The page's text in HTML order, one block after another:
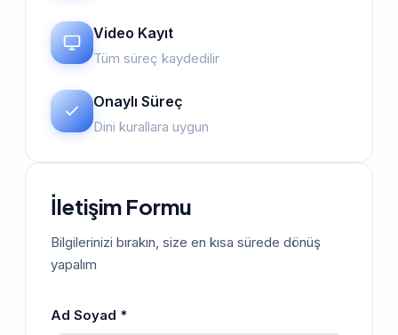
Video Kayıt
Tüm süreç kaydedilir
Onaylı Süreç
Dini kurallara uygun
İletişim Formu
Bilgilerinizi bırakın, size en kısa sürede dönüş
yapalım
Ad Soyad *